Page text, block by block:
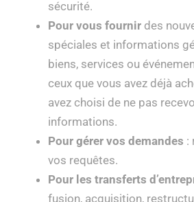
sécurité.
Pour vous fournir des
spéciales et informations
biens, services ou
ceux que vous avez déjà
avez choisi de ne pas
informations.
Pour gérer vos demandes :
vos requêtes.
Pour les transferts
fusion, acquisition,